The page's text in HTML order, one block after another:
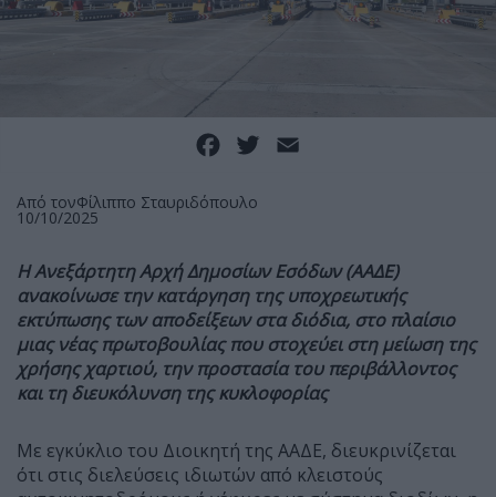
Facebook
Twitter
Από τονΦίλιππο Σταυριδόπουλο
10/10/2025
Η Ανεξάρτητη Αρχή Δημοσίων Εσόδων (ΑΑΔΕ)
ανακοίνωσε την κατάργηση της υποχρεωτικής
εκτύπωσης των αποδείξεων στα διόδια, στο πλαίσιο
μιας νέας πρωτοβουλίας που στοχεύει στη μείωση της
χρήσης χαρτιού, την προστασία του περιβάλλοντος
και τη διευκόλυνση της κυκλοφορίας
Με εγκύκλιο του Διοικητή της ΑΑΔΕ, διευκρινίζεται
ότι στις διελεύσεις ιδιωτών από κλειστούς